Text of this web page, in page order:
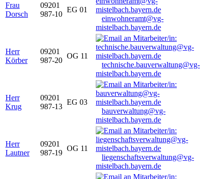
Frau
Dorsch
09201
987-10
EG 01
einwohneramt@vg-
mistelbach.bayern.de
Herr
Körber
09201
987-20
OG 11
technische.bauverwaltung@vg-
mistelbach.bayern.de
Herr
Krug
09201
987-13
EG 03
bauverwaltung@vg-
mistelbach.bayern.de
Herr
Lautner
09201
987-19
OG 11
liegenschaftsverwaltung@vg-
mistelbach.bayern.de